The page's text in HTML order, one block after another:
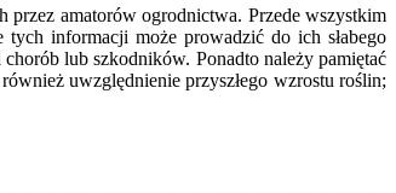
przez amatorów ogrodnictwa. Przede wszystkim
tych informacji może prowadzić do ich słabego
lub szkodników. Ponadto należy pamiętać
uwzględnienie przyszłego wzrostu roślin;